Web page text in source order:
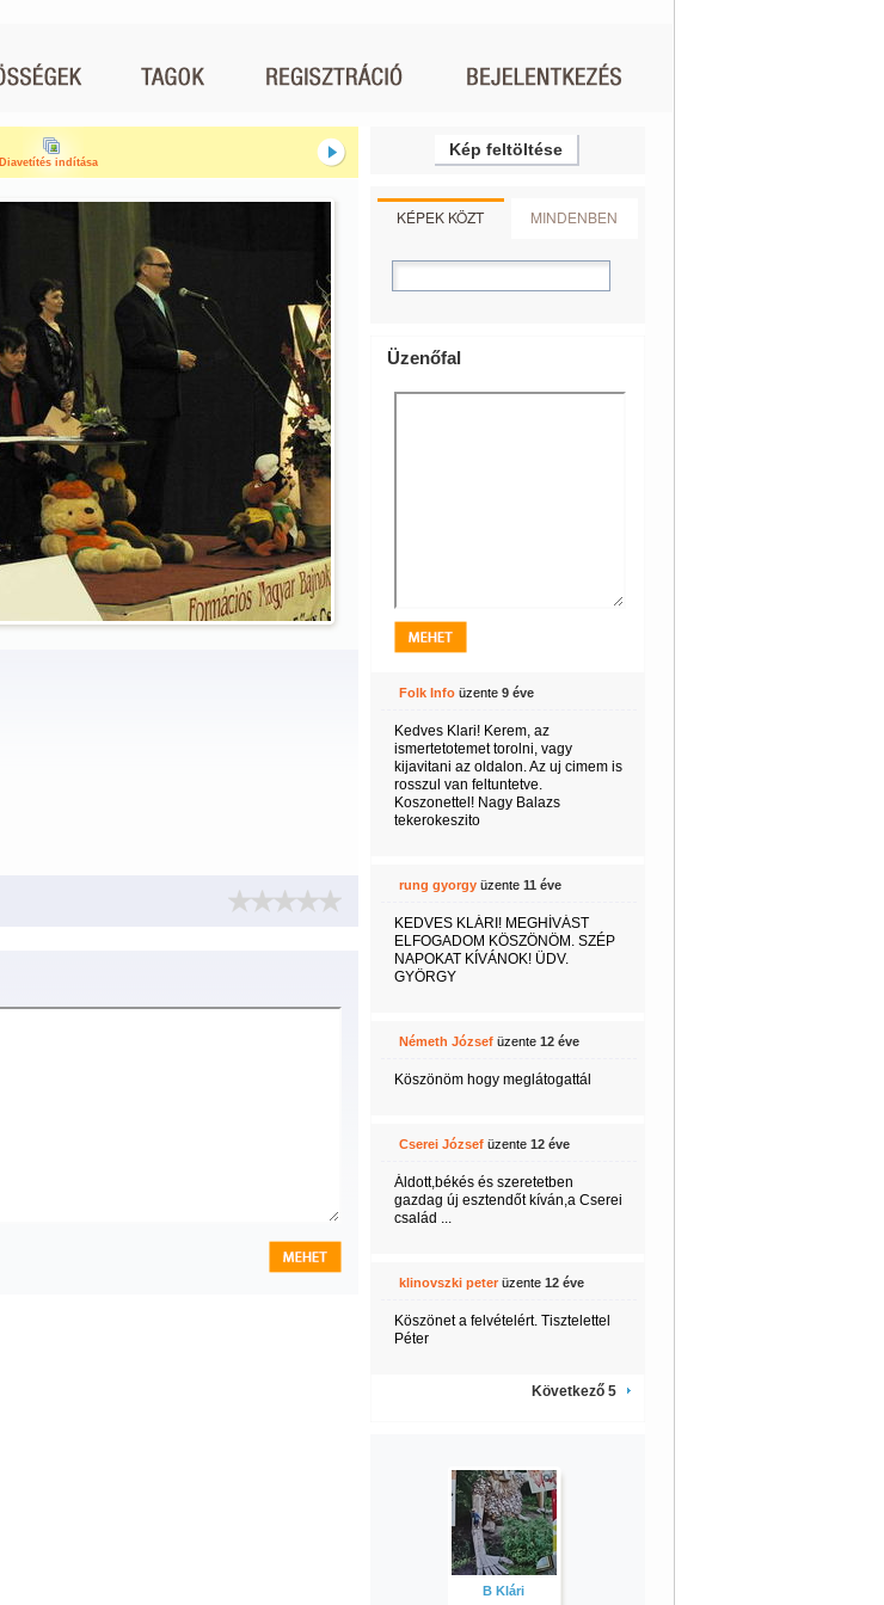
Diavetítés indítása
Kép feltöltése
KÉPEK KÖZT MINDENBEN
Üzenőfal
Folk Infoüzente 9 éve
Kedves Klari! Kerem, az
ismertetotemet torolni, vagy
kijavitani az oldalon. Az uj cimem is
rosszul van feltuntetve.
Koszonettel! Nagy Balazs
tekerokeszito
rung gyorgyüzente 11 éve
KEDVES KLÁRI! MEGHÍVÁST
ELFOGADOM KÖSZÖNÖM. SZÉP
NAPOKAT KÍVÁNOK! ÜDV.
GYÖRGY
Németh Józsefüzente 12 éve
Köszönöm hogy meglátogattál
Cserei Józsefüzente 12 éve
Áldott,békés és szeretetben
gazdag új esztendőt kíván,a Cserei
család ...
klinovszki peterüzente 12 éve
Köszönet a felvételért. Tisztelettel
Péter
Következő 5
B Klári